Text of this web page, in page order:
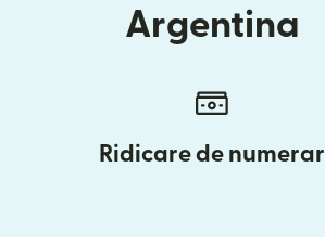
Argentina
Ridicare de numerar